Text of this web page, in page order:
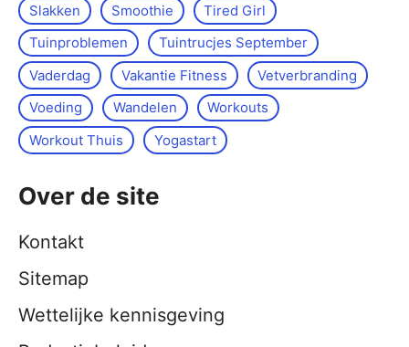
Slakken
Smoothie
Tired Girl
Tuinproblemen
Tuintrucjes September
Vaderdag
Vakantie Fitness
Vetverbranding
Voeding
Wandelen
Workouts
Workout Thuis
Yoga­start
Over de site
Kontakt
Sitemap
Wettelijke kennisgeving